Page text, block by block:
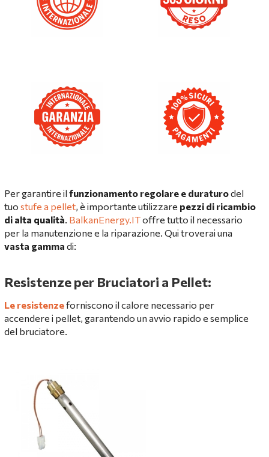
Per garantire il funzionamento regolare e duraturodel
tuo stufe a pellet, è importante utilizzare pezzi di ricambio
di alta qualità BalkanEnergy.IToffre tutto il necessario
per la manutenzione e la riparazione. Qui troverai una
vasta gamma di:
Resistenze per Bruciatori a Pellet:
Le resistenzeforniscono il calore necessario per
accendere i pellet, garantendo un avvio rapido e semplice
del bruciatore.